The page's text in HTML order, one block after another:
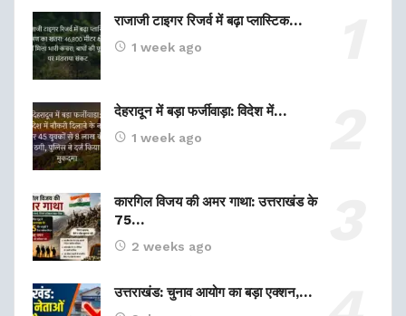
राजाजी टाइगर रिजर्व में बढ़ा प्लास्टिक…
1 week ago
देहरादून में बड़ा फर्जीवाड़ा: विदेश में…
1 week ago
कारगिल विजय की अमर गाथा: उत्तराखंड के
75…
2 weeks ago
उत्तराखंड: चुनाव आयोग का बड़ा एक्शन,…